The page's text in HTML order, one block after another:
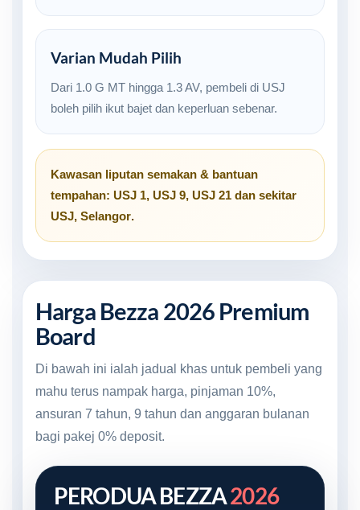
Varian Mudah Pilih
Dari 1.0 G MT hingga 1.3 AV, pembeli di USJ
boleh pilih ikut bajet dan keperluan sebenar.
Kawasan liputan semakan & bantuan
tempahan: USJ 1, USJ 9, USJ 21 dan sekitar
USJ, Selangor.
Harga Bezza 2026 Premium
Board
Di bawah ini ialah jadual khas untuk pembeli yang
mahu terus nampak harga, pinjaman 10%,
ansuran 7 tahun, 9 tahun dan anggaran bulanan
bagi pakej 0% deposit.
PERODUA BEZZA2026